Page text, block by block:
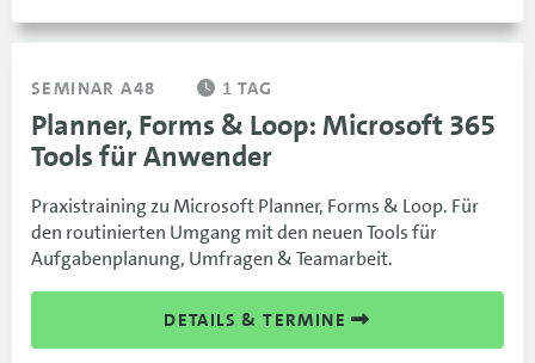
SEMINAR A48 1 TAG
Planner, Forms & Loop: Microsoft 365
Tools für Anwender
Praxistraining zu Microsoft Planner, Forms & Loop. Für
den routinierten Umgang mit den neuen Tools für
Aufgabenplanung, Umfragen & Teamarbeit.
DETAILS & TERMINE